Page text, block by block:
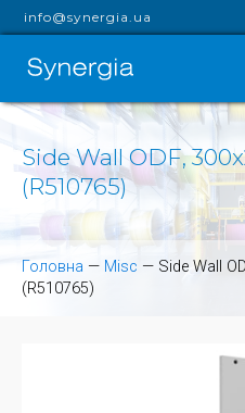
info@synergia.ua
Side Wall ODF,
(R510765)
Головна — Misc — Side Wall
(R510765)